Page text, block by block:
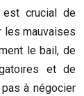
crucial de
mauvaises
le bail, de
et de
à négocier